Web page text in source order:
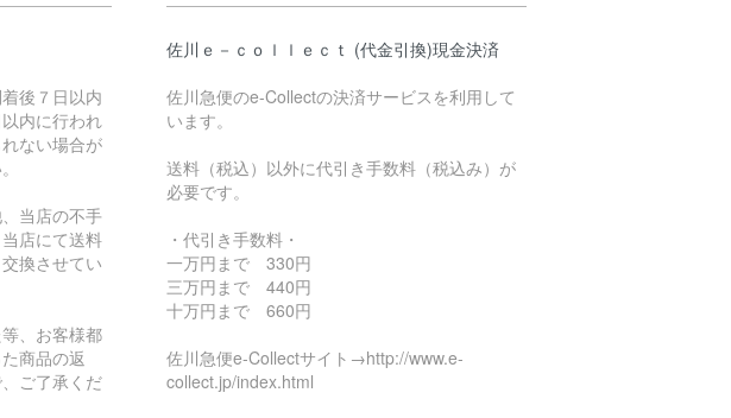
後７日以内
内に行われ
ない場合が
当店の不手
店にて送料
換させてい
、お客様都
商品の返
ご了承くだ
佐川ｅ－ｃｏｌｌｅｃｔ (代金引換)現金決済
佐川急便のe-Collectの決済サービスを利用して
います。
送料（税込）以外に代引き手数料（税込み）が
必要です。
・代引き手数料・
一万円まで 330円
三万円まで 440円
十万円まで 660円
佐川急便e-Collectサイト→http://www.e-
collect.jp/index.html